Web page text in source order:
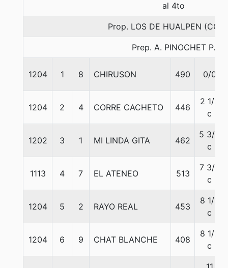
al 4to
Prop. LOS DE HUALPEN
Prep. A. PINOCHET P.
1204 1 8 CHIRUSON 490 0/0
1204 2 4 CORRE CACHETO 446
2 1/2
c
1202 3 1 MI LINDA GITA 462
5 3/4
c
1113 4 7 EL ATENEO 513
7 3/4
c
1204 5 2 RAYO REAL 453
8 1/2
c
1204 6 9 CHAT BLANCHE 408
8 1/2
c